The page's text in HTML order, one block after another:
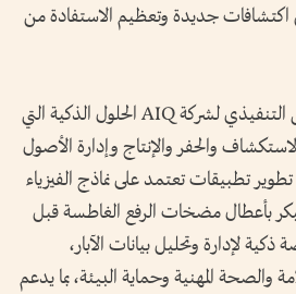
اكتشافات جديدة وتعظيم الاستفادة من
من جانبه، استعرض الرئيس التنفيذي لشركة AIQ الحلول الذكية التي
والحفر والإنتاج وإدارة الأصول
تطبيقات تعتمد على نماذج الفيزياء
بأعطال مضخات الرفع الغاطسة قبل
ومنصة ذكية لإدارة وتحليل بيانات الآبار،
والصحة المهنية وحماية البيئة، بما يدعم